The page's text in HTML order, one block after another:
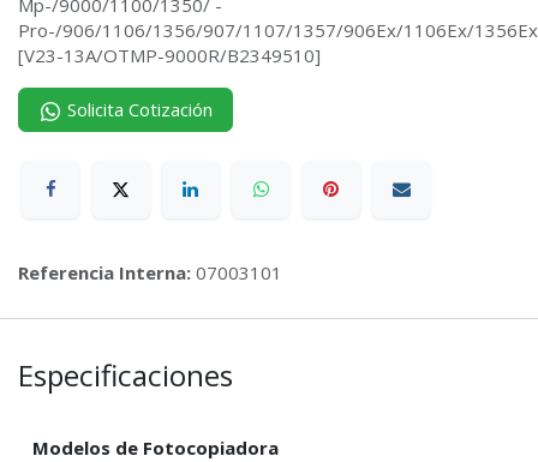
Pro-/906/1106/1356/907/1107/1357/906Ex/1106Ex/
[V23-13A/OTMP-9000R/B2349510]
Solicita Cotización
Referencia Interna: 07003101
Especificaciones
Modelos de Fotocopiadora